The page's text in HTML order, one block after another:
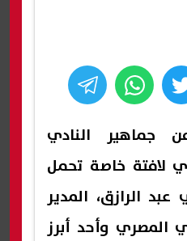
جماهير النادي
لافتة خاصة تحمل
الرازق، المدير
المصري وأحد أبرز